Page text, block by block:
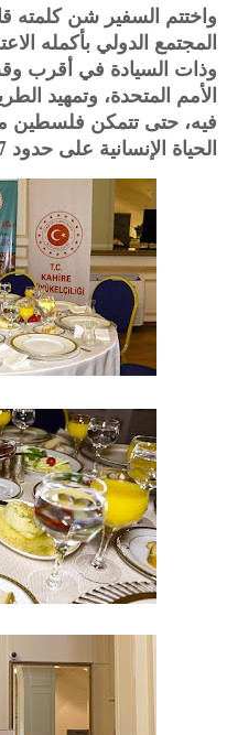
واختتم السفير شن كلمته
المجتمع الدولي بأكمله
وذات السيادة في ‏أقرب
الأمم المتحدة، وتمهيد
فيه، حتى تتمكن فلسطين
الحياة الإنسانية على حدود 1967" .